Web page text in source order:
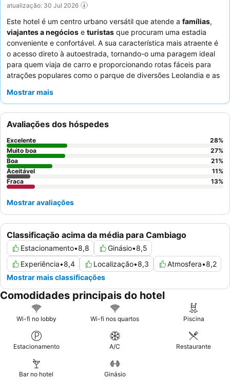
atualização: 30 Jul 2026
Este hotel é um centro urbano versátil que atende a famílias,
viajantes a negócios e turistas que procuram uma estadia
conveniente e confortável. A sua característica mais atraente é
o acesso direto à autoestrada, tornando-o uma paragem ideal
para quem viaja de carro e proporcionando rotas fáceis para
atrações populares como o parque de diversões Leolandia e as
com massagistas profissionais, perfeito para relaxar após um
consistentemente a excecional gentileza e profissionalismo do
pessoal, e o restaurante no local é bem conceituado pela sua
boa comida e preços razoáveis. Para uma experiência mais
tranquila, os hóspedes devem considerar solicitar um quarto
virado para o lado oposto da autoestrada.
Mostrar mais
Classificação acima da média para Cambiago
Estacionamento•8,8 Ginásio•8,5
Experiência•8,4 Localização•8,3 Atmosfera•8,2
Mostrar mais classificações
Avaliações dos hóspedes
Excelente 28%
Muito boa
27%
Boa
21%
Aceitável
11%
Fraca
13%
Mostrar avaliações
Comodidades principais do hotel
Wi-fi no lobby Wi-fi nos quartos Piscina
Estacionamento A/C Restaurante
Bar no hotel Ginásio